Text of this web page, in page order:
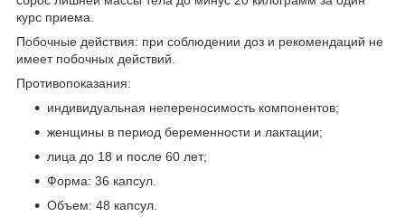
курс приема.
Побочные действия: при соблюдении доз и рекомендаций не
имеет побочных действий.
Противопоказания:
индивидуальная непереносимость компонентов;
женщины в период беременности и лактации;
лица до 18 и после 60 лет;
Форма: 36 капсул.
Объем: 48 капсул.